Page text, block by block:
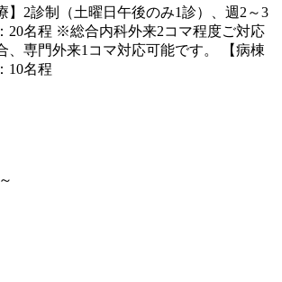
】2診制（土曜日午後のみ1診）、週2～3
20名程 ※総合内科外来2コマ程度ご対応
、専門外来1コマ対応可能です。 【病棟
10名程